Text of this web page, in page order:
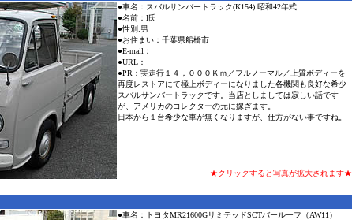
●車名：スバルサンバートラック(K154) 昭和42年式
●名前：I氏
●性別:男
●お住まい：千葉県船橋市
●E-mail：
●URL：
●PR：実走行１４，０００Ｋｍ／フルノーマル／上質ボディーを
再度レストアにて極上ボディーになりました各機関も良好な希少
スバルサンバートラックです。当店としましては寂しい話です
が、アメリカのコレクターの元に嫁ぎます。
日本から１台希少な車が無くなりますが、仕方がない事ですね。
★クリックすると写真が拡大されます★
●車名：トヨタMR21600GリミテッドSCTバールーフ（AW11）